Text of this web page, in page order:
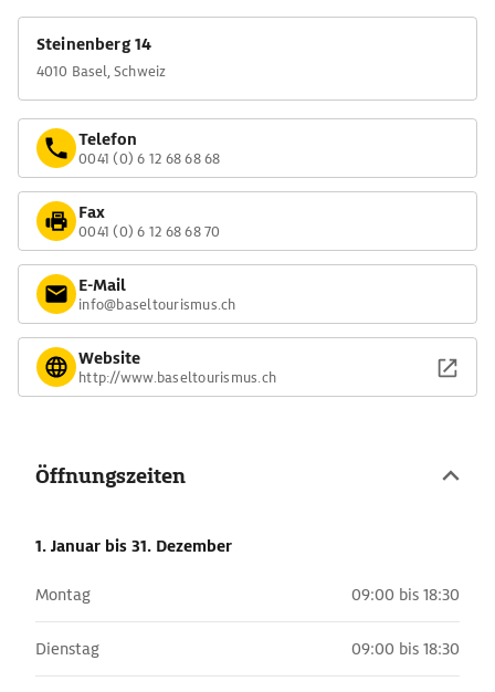
Steinenberg 14
4010 Basel, Schweiz
Telefon
0041 (0) 6 12 68 68 68
Fax
0041 (0) 6 12 68 68 70
E-Mail
info@baseltourismus.ch
Website
http://www.baseltourismus.ch
Öffnungszeiten
1. Januar bis 31. Dezember
Montag 09:00 bis 18:30
Dienstag 09:00 bis 18:30